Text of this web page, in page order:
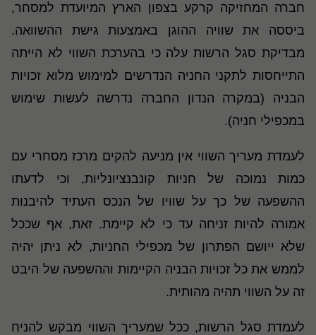
חברה המחזיקה קרקע בצפון הארץ המיועדת למסחר,
ביססה את שוויה ההוגן באמצעות גישת ההשוואה.
מבדיקת סגל הרשות עלה כי בהערכת השווי לא הייתה
התייחסות לתקני החניה הנדרשים למימוש מלוא זכויות
הבניה (במקרה הנדון החברה נדרשה לעשות שימוש
במכפילי חניה).
לעמדת מעריך השווי אין מניעה להקים מרכז מסחרי עם
כמות נמוכה של חניות קונבנציונליות, וכי לדעתו
ההשפעה של כך על שוויו של הנכס העתיד להיבנות
אמורה להיות זניחה עד כי לא קיימת. זאת, אף שככל
שלא ייושם הפתרון של מכפילי החניות, לא ניתן יהיה
לממש את כל זכויות הבניה הקיימות וההשפעה של היבט
זה על השווי תהיה מהותית.
לעמדת סגל הרשות, ככל שמעריך השווי מבקש להניח